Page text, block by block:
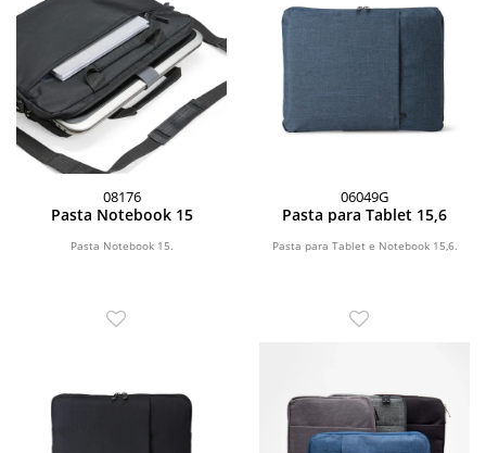
08176
Pasta Notebook 15
Pasta Notebook 15.
06049G
Pasta para Tablet 15,6
Pasta para Tablet e Notebook 15,6.